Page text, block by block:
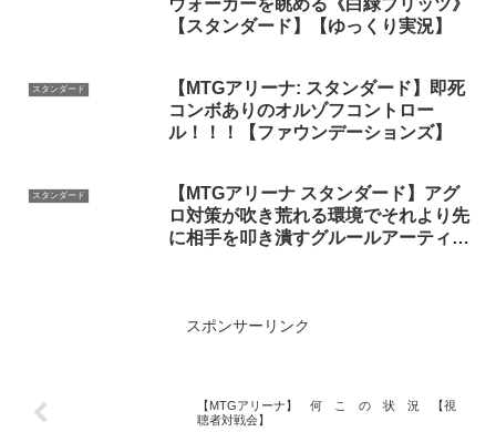
ウォーカーを眺める《白緑ブリッツ》
【スタンダード】【ゆっくり実況】
スタンダード
【MTGアリーナ: スタンダード】即死
コンボありのオルゾフコントロー
ル！！！【ファウンデーションズ】
スタンダード
【MTGアリーナ スタンダード】アグ
ロ対策が吹き荒れる環境でそれより先
に相手を叩き潰すグルールアーティフ
スポンサーリンク
【MTGアリーナ】 何 こ の 状 況 【視
聴者対戦会】